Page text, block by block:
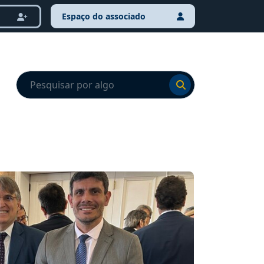
Espaço do associado
Ir para o resultado
Ir para o resultado